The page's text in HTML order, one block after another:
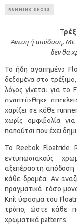
RUNNING SHOES
Άνεση ή απόδοση; Με
δεν θα
Το ήδη αγαπημένο
δεδομένα στο
λόγος γίνεται για το
αναπτύχθηκε
χαρίζει σε κάθε
χωρίς αμφιβολία
παπούτσι που έχει
Το Reebok Floatride
εντυπωσιακούς
αξεπέραστη απόδοση
κάθε δρομέα. Αν
πραγματικά τόσο
Knit ύφασμα του
τρόπο, ώστε κάθε
χρωματικά patterns.